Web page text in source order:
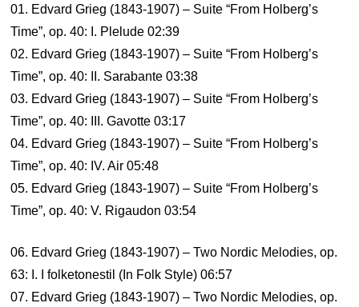
01. Edvard Grieg (1843-1907) – Suite “From Holberg’s
Time”, op. 40: I. Plelude 02:39
02. Edvard Grieg (1843-1907) – Suite “From Holberg’s
Time”, op. 40: II. Sarabante 03:38
03. Edvard Grieg (1843-1907) – Suite “From Holberg’s
Time”, op. 40: III. Gavotte 03:17
04. Edvard Grieg (1843-1907) – Suite “From Holberg’s
Time”, op. 40: IV. Air 05:48
05. Edvard Grieg (1843-1907) – Suite “From Holberg’s
Time”, op. 40: V. Rigaudon 03:54
06. Edvard Grieg (1843-1907) – Two Nordic Melodies, op.
63: I. I folketonestil (In Folk Style) 06:57
07. Edvard Grieg (1843-1907) – Two Nordic Melodies, op.